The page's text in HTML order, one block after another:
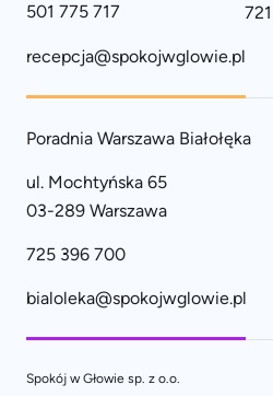
501 775 717
recepcja@spokojwglowie.pl
Poradnia Warszawa Białołęka
ul. Mochtyńska 65
03-289 Warszawa
725 396 700
bialoleka@spokojwglowie.pl
Spokój w Głowie sp. z o.o.